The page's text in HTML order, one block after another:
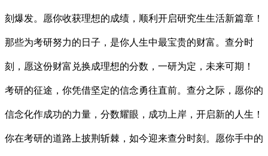
刻爆发。愿你收获理想的成绩，顺利开启研究生生活新篇章！
那些为考研努力的日子，是你人生中最宝贵的财富。查分时
刻，愿这份财富兑换成理想的分数，一研为定，未来可期！
考研的征途，你凭借坚定的信念勇往直前。查分之际，愿你的
信念化作成功的力量，分数耀眼，成功上岸，开启新的人生！
你在考研的道路上披荆斩棘，如今迎来查分时刻。愿你手中的